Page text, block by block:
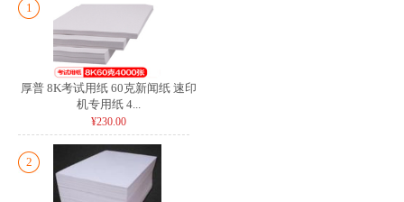
1
厚普 8K考试用纸 60克新闻纸 速印
机专用纸 4...
¥230.00
2